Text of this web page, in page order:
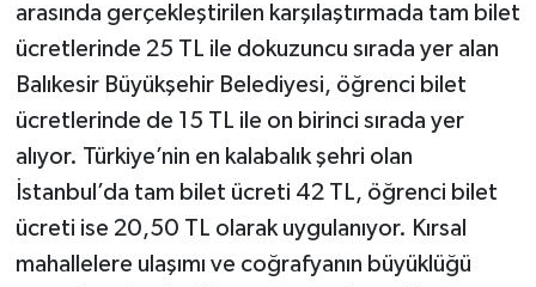
arasında gerçekleştirilen karşılaştırmada tam bilet
ücretlerinde 25 TL ile dokuzuncu sırada yer alan
Balıkesir Büyükşehir Belediyesi, öğrenci bilet
ücretlerinde de 15 TL ile on birinci sırada yer
alıyor. Türkiye’nin en kalabalık şehri olan
İstanbul’da tam bilet ücreti 42 TL, öğrenci bilet
ücreti ise 20,50 TL olarak uygulanıyor. Kırsal
mahallelere ulaşımı ve coğrafyanın büyüklüğü